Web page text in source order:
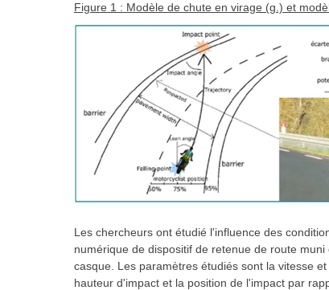
Figure 1 : Modèle de chute en virage (g.) et
Les chercheurs ont étudié l'influence des
numérique de dispositif de retenue de route
casque. Les paramètres étudiés sont la vitesse
hauteur d'impact et la position de l'impact par